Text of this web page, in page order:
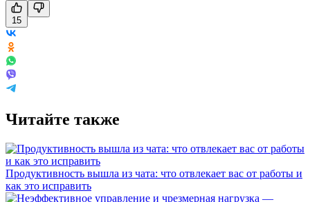
15
Читайте также
Продуктивность вышла из чата: что отвлекает вас от работы и
как это исправить